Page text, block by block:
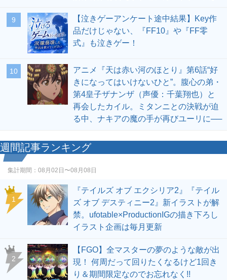
9
【泣きゲーアンケート途中結果】Key作
品だけじゃない、『FF10』や『FF零
式』も泣きゲー！
10
アニメ『天は赤い河のほとり』第6話“好
きになってはいけないひと”。腹心の弟・
第4皇子ザナンザ（声優：千葉翔也）と
再会したカイル。ミタンニとの決戦が迫
る中、ナキアの魔の手が再びユーリに──
週間記事ランキング
集計期間： 08月02日〜08月08日
1
『テイルズ オブ エクシリア2』『テイル
ズ オブ デスティニー2』新イラストが解
禁。ufotable×ProductionIGの描き下ろし
イラスト企画は毎月更新
2
【FGO】全マスターの夢のような敵が出
現！ 何周だって回りたくなるけど1回き
り＆期間限定なのでお忘れなく!!